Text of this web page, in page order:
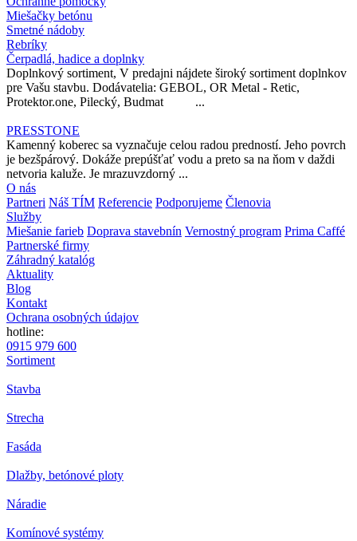
Miešačky betónu
Smetné nádoby
Rebríky
Čerpadlá, hadice a doplnky
Doplnkový sortiment, V predajni nájdete široký sortiment doplnkov
pre Vašu stavbu. Dodávatelia: GEBOL, OR Metal - Retic,
Protektor.one, Pilecký, Budmat ...
PRESSTONE
Kamenný koberec sa vyznačuje celou radou predností. Jeho povrch
je bezšpárový. Dokáže prepúšťať vodu a preto sa na ňom v daždi
netvoria kaluže. Je mrazuvzdorný ...
O nás
Partneri Náš TÍM Referencie Podporujeme Členovia
Služby
Miešanie farieb Doprava stavebnín Vernostný program Prima Caffé
Partnerské firmy
Záhradný katalóg
Aktuality
Blog
Kontakt
Ochrana osobných údajov
hotline:
0915 979 600
Sortiment
Stavba
Strecha
Fasáda
Dlažby, betónové ploty
Náradie
Komínové systémy